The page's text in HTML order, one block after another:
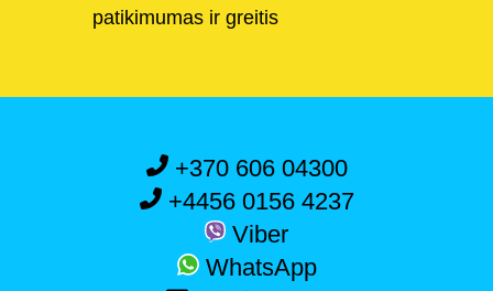
patikimumas ir greitis
+370 606 04300
+4456 0156 4237
Viber
WhatsApp